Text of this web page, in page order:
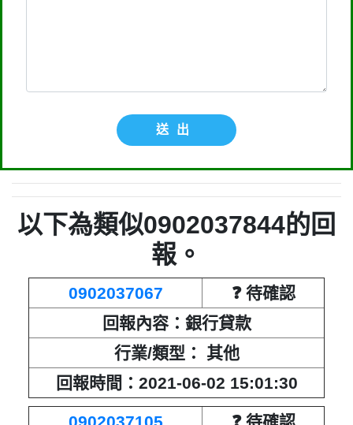
行業/類型： 其他,不詳,來源不明的推
詐騙 )
回報時間：2025-12-27 17:06:42
👎 推銷/可疑電話/不信任電話
回報內容：0902037844張小姐他是民
間借款，他會用地政系統光電版大量私
拉你們的二類謄本，惡意大量蒐集你們
的房屋二類謄本，在未經你們同意下或
未經社區警衛同意下，進入社區或公
寓，到你家按電鈴拜訪你，你不在家的
送出
以下為類似0902037844的回
報。
0902037067
❓ 待確認
回報內容：銀行貸款
行業/類型： 其他
回報時間：2021-06-02 15:01:30